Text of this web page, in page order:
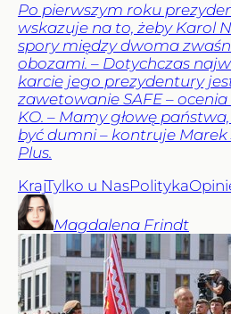
Po pierwszym roku
wskazuje na to, żeby Karol
spory między dwoma
obozami. – Dotychczas
karcie jego prezydentury
zawetowanie SAFE –
KO. – Mamy głowę
być dumni – kontruje
Plus.
KrajTylko u NasPolityka
Magdalena Frindt